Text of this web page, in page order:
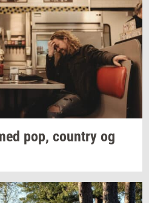
pop, co­un­try og